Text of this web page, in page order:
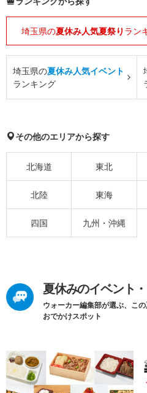
埼玉県の夏休み人気夏祭り ラン
埼玉県の夏休み人気イベント
ランキング
その他のエリアから探す
北海道 東北
北陸 東海
四国 九州・沖縄
夏休みのイベント
ウォーカー編集部が選ぶ、こ
おでかけスポット